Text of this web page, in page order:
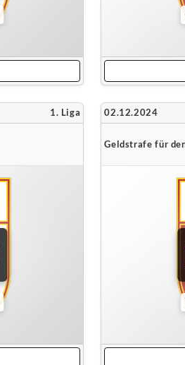
1. Liga 02.12.2024
Geldstrafe für